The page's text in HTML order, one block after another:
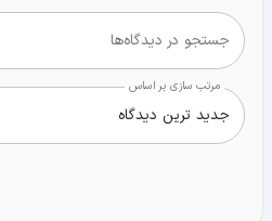
جستجو در دیدگاه‌ها
مرتب سازی بر اساس
جدید ترین دیدگاه